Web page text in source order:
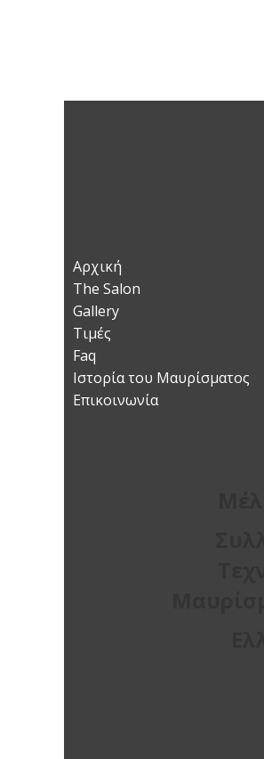
Αρχική
The Salon
Gallery
Τιμές
Faq
Ιστορία του Μαυρίσματος
Επικοινωνία